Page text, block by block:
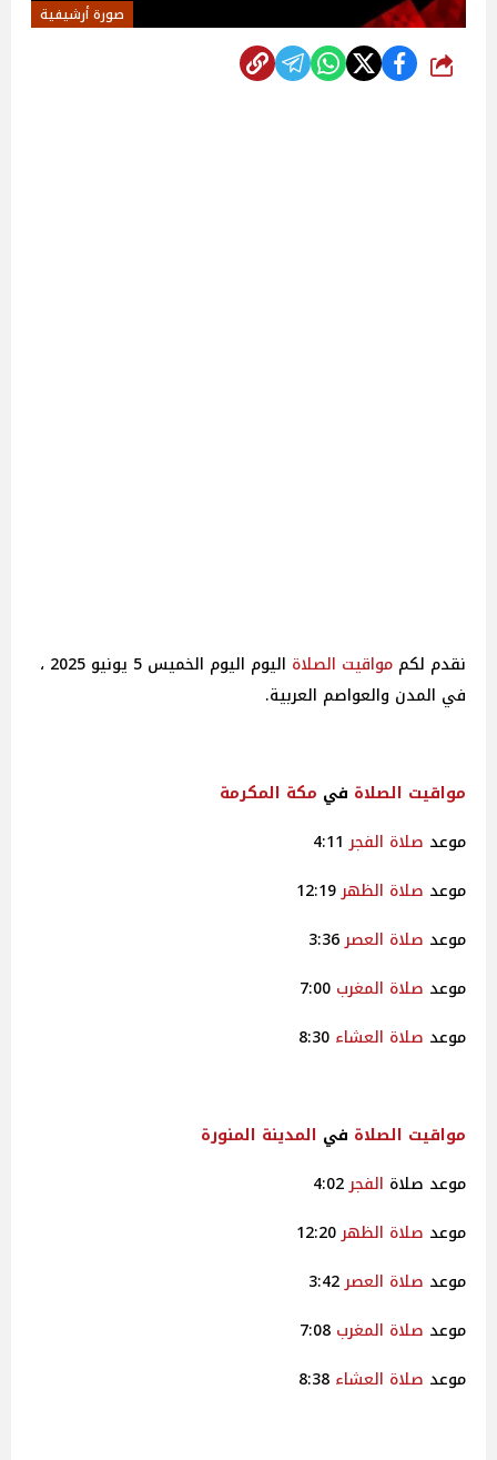
صورة أرشيفية
شارك
نقدم لكم مواقيت الصلاة
اليوم اليوم الخميس 5 يونيو 2025 ،
في المدن والعواصم العربية.
مواقيت الصلاة في مكة المكرمة
موعد صلاة الفجر4:11
موعد صلاة الظهر12:19
موعد صلاة العصر3:36
موعد صلاة المغرب
موعد صلاة العشاء
مواقيت الصلاة في المدينة المنورة
موعد صلاة الفجر4:02
موعد صلاة الظهر12:20
موعد صلاة العصر3:42
موعد صلاة المغرب
موعد صلاة العشاء